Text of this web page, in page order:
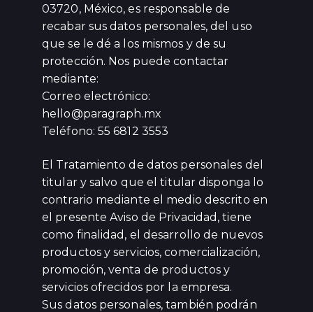
03720, México, es responsable de
recabar sus datos personales, del uso
que se le dé a los mismos y de su
protección. Nos puede contactar
mediante:
Correo electrónico:
hello@paragraph.mx
Teléfono: 55 6812 3553
El Tratamiento de datos personales del
titular y salvo que el titular disponga lo
contrario mediante el medio descrito en
el presente Aviso de Privacidad, tiene
como finalidad, el desarrollo de nuevos
productos y servicios, comercialización,
promoción, venta de productos y
servicios ofrecidos por la empresa.
Sus datos personales, también podrán